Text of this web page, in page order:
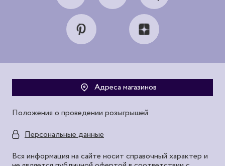
Адреса магазинов
Положения о проведении розыгрышей
Персональные данные
Вся информация на сайте носит справочный характер и